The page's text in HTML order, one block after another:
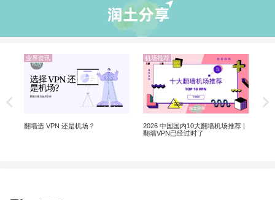
业界资讯
翻墙选 VPN 还是机场？
机场推荐
2026 中国国内10大翻墙机场推荐 |
翻墙VPN已经过时了